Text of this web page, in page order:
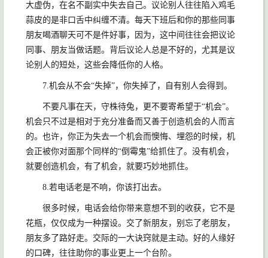
大虚伪，在名不副实中失去自己。议论别人往往陷入鸡毛
蒜皮的是非口舌中纠缠不清。每天下班后和你的那些同事
朋友喝酒聊天可不是件好事，因为，这中间往往会把议论
同事、朋友当做话题。背后议论人总是不好的，尤其是议
论别人的短处，这些会降低你的人格。
7.机会从不会“失掉”，你失掉了，自有别人会得到。
不要凡事在天，守株待兔，更不要寄希望于“机会”。
机会只不过是相对于充分准备而又善于创造机会的人而言
的。也许，你正为失去一个机会而懊悔、埋怨的时候，机
会正被你对面那个同样的“倒霉鬼”给抓住了。没有机会，
就要创造机会，有了机会，就要巧妙地抓住。
8.若电话老是不响，你该打出去。
很多时候，电话会给你带来意想不到的收获，它不是
花瓶，仅仅成为一种摆设。交了新朋友，别忘了老朋友，
朋友多了路好走。交际的一大诀窍就是主动。好的人缘好
的口碑，往往助你的事业更上一个台阶。